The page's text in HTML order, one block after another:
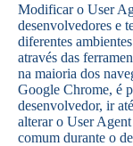
Modificar o User
desenvolvedores e
diferentes
através das
na maioria dos
Google Chrome, é
desenvolvedor, ir
alterar o User
comum durante o